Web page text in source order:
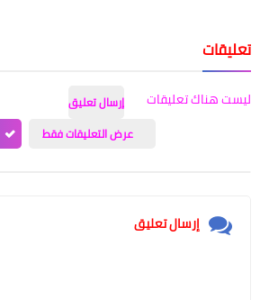
تعليقات
ليست هناك تعليقات
إرسال تعليق
عرض التعليقات فقط
إرسال تعليق